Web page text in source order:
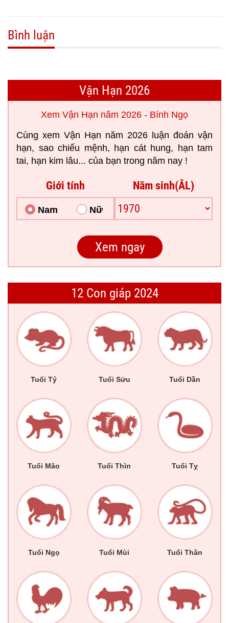
Bình luận
Vận Hạn 2026
Xem Vận Hạn năm 2026 - Bính Ngọ
Cùng xem Vận Hạn năm 2026 luận đoán vận
hạn, sao chiếu mệnh, hạn cát hung, hạn tam
tai, hạn kim lâu... của bạn trong năm nay !
Giới tính
Nam Nữ
Năm sinh(ÂL)
12 Con giáp 2024
Tuổi Tý Tuổi Sửu Tuổi Dần
Tuổi Mão Tuổi Thìn Tuổi Tỵ
Tuổi Ngọ Tuổi Mùi Tuổi Thân